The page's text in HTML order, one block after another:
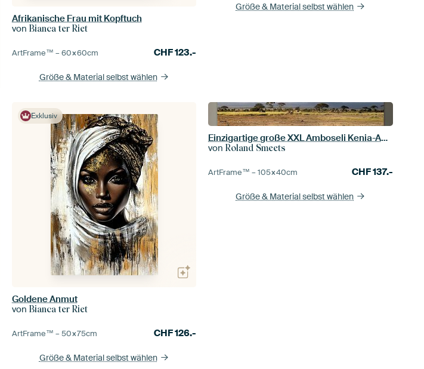
Afrikanische Frau mit Kopftuch
vonBianca ter Riet
ArtFrame™ –60×60cm CHF123.-
Größe & Material selbst wählen
Größe & Material selbst wählen
Exklusiv
Goldene Anmut
vonBianca ter Riet
ArtFrame™ –50×75cm CHF126.-
Größe & Material selbst wählen
Einzigartige große XXL Amboseli Kenia-Ansicht
vonRoland Smeets
ArtFrame™ –105×40cm CHF137.-
Größe & Material selbst wählen